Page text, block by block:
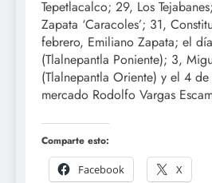
Tepetlacalco; 29, Los
Zapata ‘Caracoles’; 31,
febrero, Emiliano Zapata; el
(Tlalnepantla Poniente); 3,
(Tlalnepantla Oriente) y el 4
mercado Rodolfo Vargas
Comparte esto:
Facebook
X